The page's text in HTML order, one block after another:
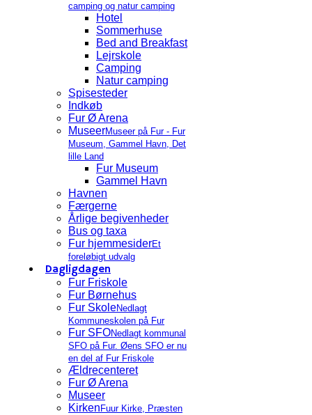
camping og natur camping
Hotel
Sommerhuse
Bed and Breakfast
Lejrskole
Camping
Natur camping
Spisesteder
Indkøb
Fur Ø Arena
MuseerMuseer på Fur - Fur
Museum, Gammel Havn, Det
lille Land
Fur Museum
Gammel Havn
Havnen
Færgerne
Årlige begivenheder
Bus og taxa
Fur hjemmesiderEt
foreløbigt udvalg
Dagligdagen
Fur Friskole
Fur Børnehus
Fur SkoleNedlagt
Kommuneskolen på Fur
Fur SFONedlagt kommunal
SFO på Fur. Øens SFO er nu
en del af Fur Friskole
Ældrecenteret
Fur Ø Arena
Museer
Kirken Fuur Kirke, Præsten